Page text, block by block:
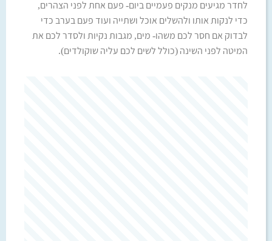
לחדר מגיעים מנקים פעמיים ביום- פעם אחת לפני הצהרים,
כדי לנקות אותו ולהשלים אוכל ושתייה ועוד פעם בערב כדי
לבדוק אם חסר לכם משהו- מים, מגבות נקיות ולסדר לכם את
המיטה לפני השינה (כולל לשים לכם עליה שוקולדים).